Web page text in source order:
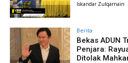
Iskandar Zulqarnain -
Berita
Bekas ADUN
Penjara:
Ditolak